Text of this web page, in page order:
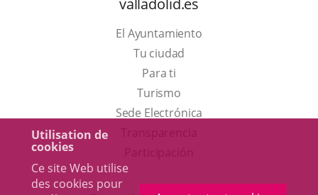
Utilisation de
cookies
Ce site Web utilise
des cookies pour
valladolid.es
El Ayuntamiento
Tu ciudad
Para ti
TurismoEste
enlace
una
Sede Electrónica
externa.